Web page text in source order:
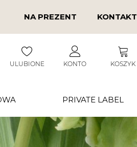
NA PREZENT KONTAKT
ULUBIONE KONTO KOSZYK
PRIVATE LABEL